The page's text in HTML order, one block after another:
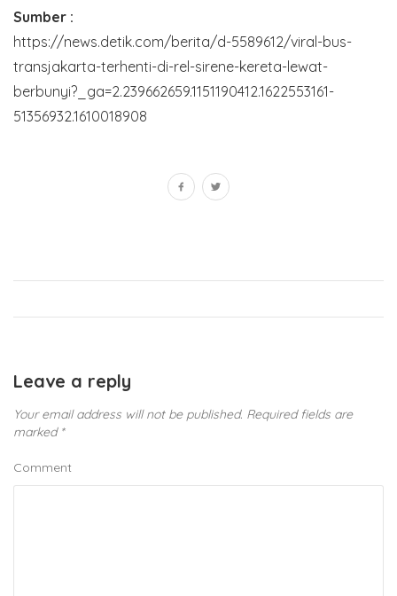
Sumber :
https://news.detik.com/berita/d-5589612/viral-bus-
transjakarta-terhenti-di-rel-sirene-kereta-lewat-
berbunyi?_ga=2.239662659.1151190412.1622553161-
51356932.1610018908
Leave a reply
Your email address will not be published. Required fields are
marked *
Comment